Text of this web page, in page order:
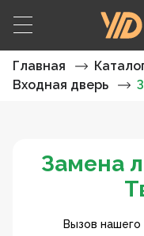
Главная
Входная дверь
Замена
Вызов нашего